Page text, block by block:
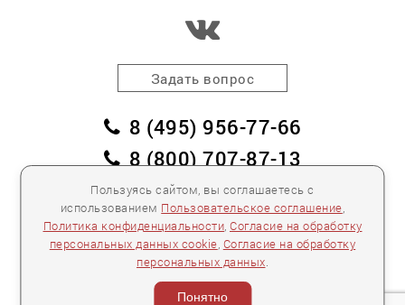
Пользуясь сайтом, вы соглашаетесь с
использованием Пользовательское соглашение
Политика конфиденциальности Согласие на обработку
персональных данных cookie Согласие на обработку
персональных данных
Понятно
Задать вопрос
8 (495) 956-77-66
8 (800) 707-87-13
заказать обратный звонок
пл. Победы, дом 2, корпус 2
Для спецификаций и предложений:info@mebelclub.ru
Выставленные на данном сайте предложения
публичной офертой не являются.
Количество товара ограничено.